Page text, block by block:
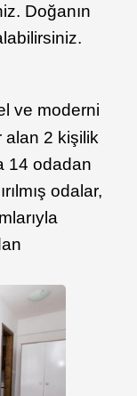
Doğanın
ve moderni
alan 2 kişilik
14 odadan
odalar,